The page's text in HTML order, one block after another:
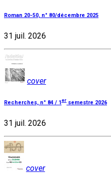
Roman 20-50, n° 80/décembre 2025
31 juil. 2026
cover
Recherches, n° 84 / 1 er semestre 2026
31 juil. 2026
cover